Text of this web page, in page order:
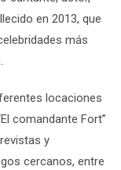
en 2013, que
más
locaciones
El comandante Fort”
y
cercanos, entre